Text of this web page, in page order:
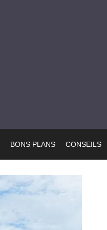
BONS PLANS CONSEILS